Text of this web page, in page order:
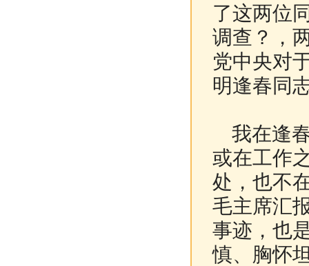
了这两位
调查？，
党中央对
明逢春同
我在逢
或在工作
处，也不
毛主席汇
事迹，也
慎、胸怀